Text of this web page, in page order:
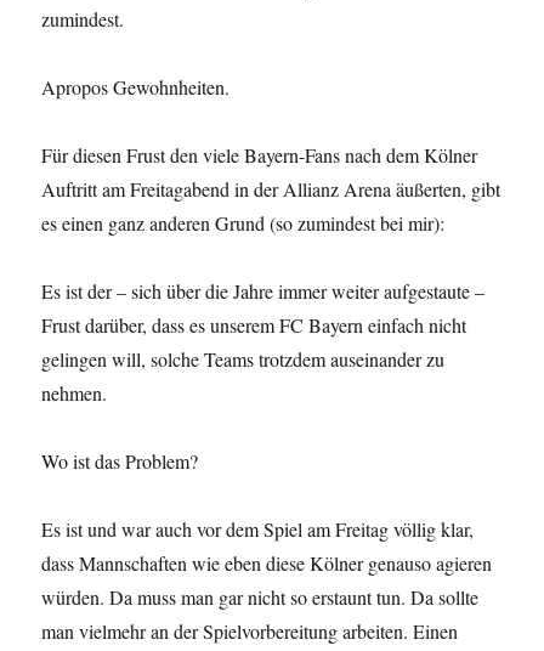
zumindest.
Apropos Gewohnheiten.
Für diesen Frust den viele Bayern-Fans nach dem Kölner
Auftritt am Freitagabend in der Allianz Arena äußerten, gibt
es einen ganz anderen Grund (so zumindest bei mir):
Es ist der – sich über die Jahre immer weiter aufgestaute –
Frust darüber, dass es unserem FC Bayern einfach nicht
gelingen will, solche Teams trotzdem auseinander zu
nehmen.
Wo ist das Problem?
Es ist und war auch vor dem Spiel am Freitag völlig klar,
dass Mannschaften wie eben diese Kölner genauso agieren
würden. Da muss man gar nicht so erstaunt tun. Da sollte
man vielmehr an der Spielvorbereitung arbeiten. Einen